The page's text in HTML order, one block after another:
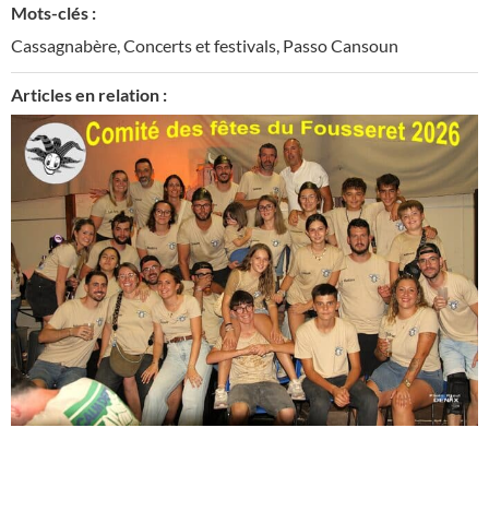
Mots-clés :
Cassagnabère,Concerts et festivals, Passo Cansoun
Articles en relation :